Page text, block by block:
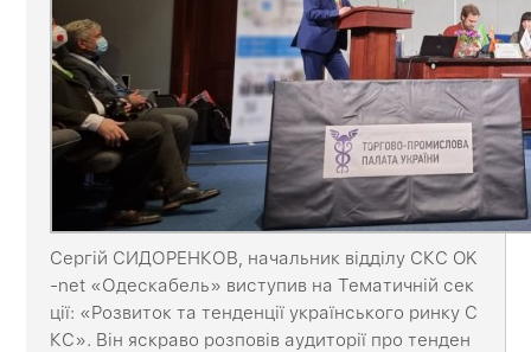
Сергій СИДОРЕНКОВ, начальник відділу СКС OK
-net «Одескабель» виступив на Тематичній сек
ції: «Розвиток та тенденції українського ринку С
КС». Він яскраво розповів аудиторії про тенден